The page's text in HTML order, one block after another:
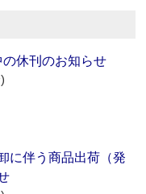
休刊のお知らせ
に伴う商品出荷（発